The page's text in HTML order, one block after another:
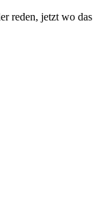
reden, jetzt wo das